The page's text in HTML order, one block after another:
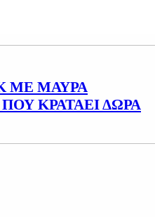
ΜΕ ΜΑΥΡΑ
ΚΡΑΤΑΕΙ ΔΩΡΑ